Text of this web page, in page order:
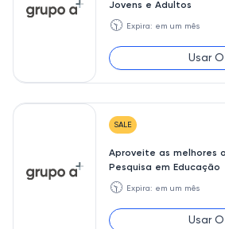
Jovens e Adultos
🕥 Expira: em um mês
Usar
SALE
Aproveite as melhores
Pesquisa em Educação
🕥 Expira: em um mês
Usar